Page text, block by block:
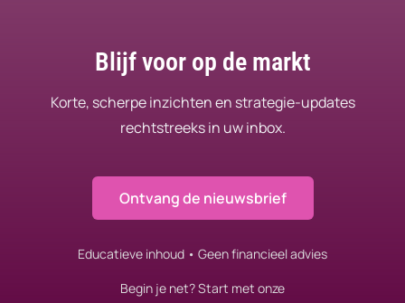
Blijf voor op de markt
Korte, scherpe inzichten en strategie-updates
rechtstreeks in uw inbox.
Ontvang de nieuwsbrief
Educatieve inhoud • Geen financieel advies
Begin je net? Start met onze